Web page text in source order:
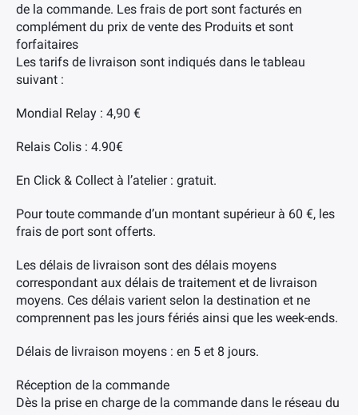
de la commande. Les frais de port sont facturés en
complément du prix de vente des Produits et sont
forfaitaires
Les tarifs de livraison sont indiqués dans le tableau
suivant :
Mondial Relay : 4,90 €
Relais Colis : 4.90€
En Click & Collect à l’atelier : gratuit.
Pour toute commande d’un montant supérieur à 60 €, les
frais de port sont offerts.
Les délais de livraison sont des délais moyens
correspondant aux délais de traitement et de livraison
moyens. Ces délais varient selon la destination et ne
comprennent pas les jours fériés ainsi que les week-ends.
Délais de livraison moyens : en 5 et 8 jours.
Réception de la commande
Dès la prise en charge de la commande dans le réseau du